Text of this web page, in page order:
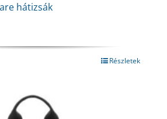
hátizsák
Ft.
Részletek